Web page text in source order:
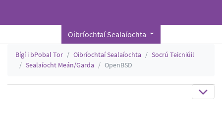
Oibríochtaí Sealaíochta
Bígí i bPobal Tor Oibríochtaí Sealaíochta
Socrú Teicniúil
Sealaíocht Meán/Garda
OpenBSD